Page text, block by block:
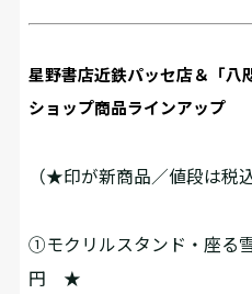
星野書店近鉄パッセ店＆「八
ショップ商品ラインアップ
（★印が新商品／値段は税込
①モクリルスタンド・座る
円 ★